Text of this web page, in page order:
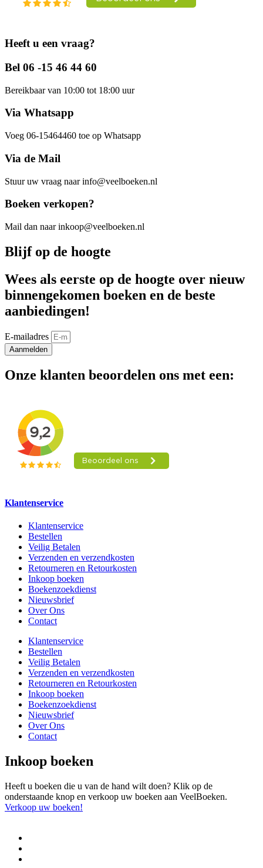
Heeft u een vraag?
Bel 06 -15 46 44 60
Bereikbaar van 10:00 tot 18:00 uur
Via Whatsapp
Voeg 06-15464460 toe op Whatsapp
Via de Mail
Stuur uw vraag naar info@veelboeken.nl
Boeken verkopen?
Mail dan naar inkoop@veelboeken.nl
Blijf op de hoogte
Wees als eerste op de hoogte over nieuw
binnengekomen boeken en de beste
aanbiedingen!
E-mailadres
Aanmelden
Onze klanten beoordelen ons met een:
Klantenservice
Klantenservice
Bestellen
Veilig Betalen
Verzenden en verzendkosten
Retourneren en Retourkosten
Inkoop boeken
Boekenzoekdienst
Nieuwsbrief
Over Ons
Contact
Klantenservice
Bestellen
Veilig Betalen
Verzenden en verzendkosten
Retourneren en Retourkosten
Inkoop boeken
Boekenzoekdienst
Nieuwsbrief
Over Ons
Contact
Inkoop boeken
Heeft u boeken die u van de hand wilt doen? Klik op de
onderstaande knop en verkoop uw boeken aan VeelBoeken.
Verkoop uw boeken!